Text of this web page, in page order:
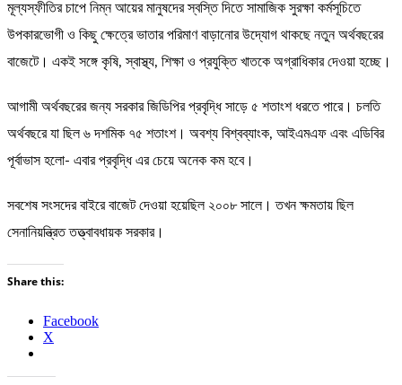
মূল্যস্ফীতির চাপে নিম্ন আয়ের মানুষদের স্বস্তি দিতে সামাজিক সুরক্ষা কর্মসূচিতে
উপকারভোগী ও কিছু ক্ষেত্রে ভাতার পরিমাণ বাড়ানোর উদ্যোগ থাকছে নতুন অর্থবছরের
বাজেটে। একই সঙ্গে কৃষি, স্বাস্থ্য, শিক্ষা ও প্রযুক্তি খাতকে অগ্রাধিকার দেওয়া হচ্ছে।
আগামী অর্থবছরের জন্য সরকার জিডিপির প্রবৃদ্ধি সাড়ে ৫ শতাংশ ধরতে পারে। চলতি
অর্থবছরে যা ছিল ৬ দশমিক ৭৫ শতাংশ। অবশ্য বিশ্বব্যাংক, আইএমএফ এবং এডিবির
পূর্বাভাস হলো- এবার প্রবৃদ্ধি এর চেয়ে অনেক কম হবে।
সবশেষ সংসদের বাইরে বাজেট দেওয়া হয়েছিল ২০০৮ সালে। তখন ক্ষমতায় ছিল
সেনানিয়ন্ত্রিত তত্ত্বাবধায়ক সরকার।
Share this:
Facebook
X